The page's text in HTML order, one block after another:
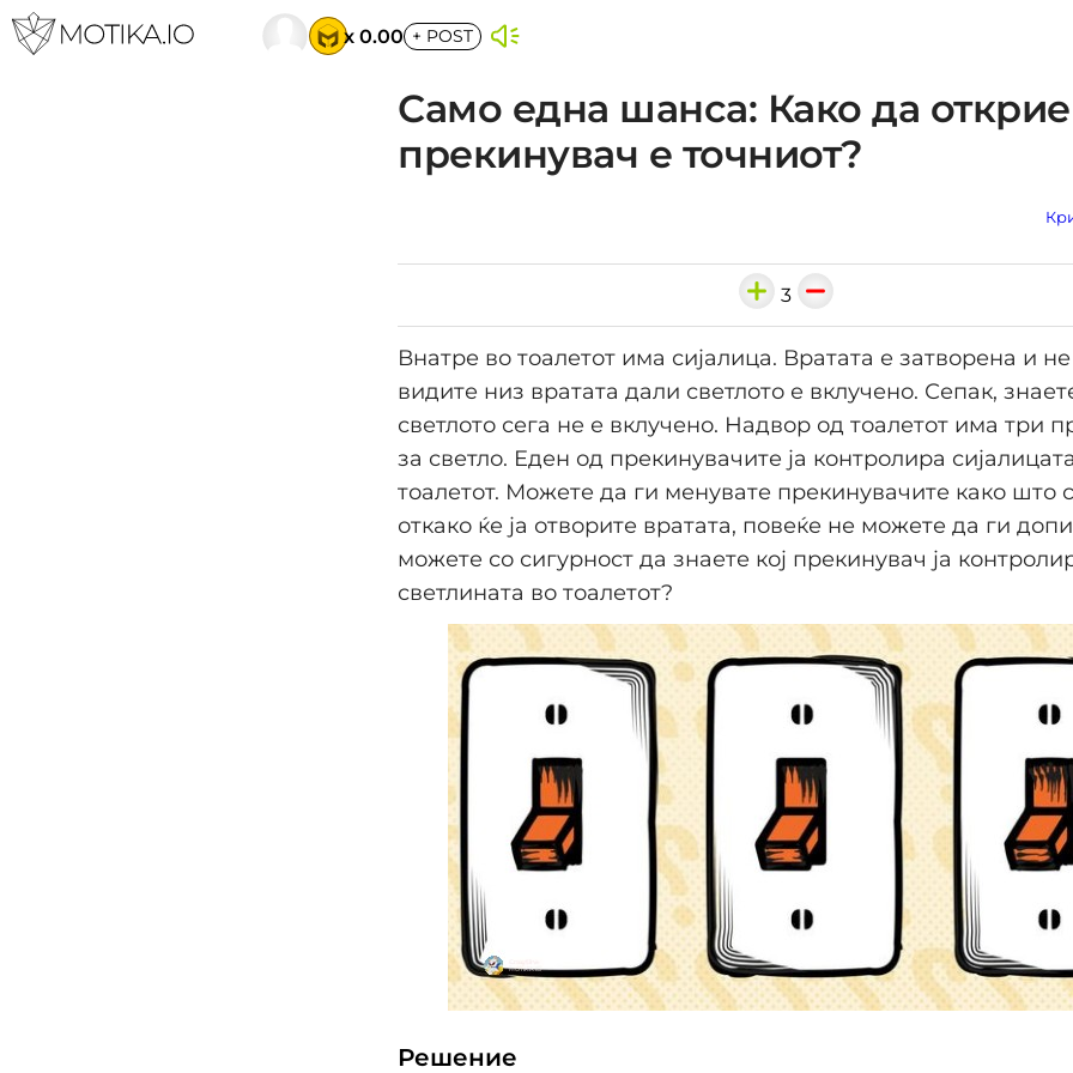
x 0.00 + POST
Само една шанса: Како да
прекинувач е точниот?
3
Внатре во тоалетот има сијалица. Вратата е затворена и
видите низ вратата дали светлото е вклучено. Сепак,
светлото сега не е вклучено. Надвор од тоалетот има три
за светло. Еден од прекинувачите ја контролира
тоалетот. Можете да ги менувате прекинувачите како што
откако ќе ја отворите вратата, повеќе не можете да ги
можете со сигурност да знаете кој прекинувач ја
светлината во тоалетот?
Решение